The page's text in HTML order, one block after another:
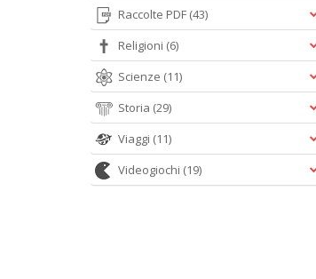
Raccolte PDF (43)
Religioni (6)
Scienze (11)
Storia (29)
Viaggi (11)
Videogiochi (19)